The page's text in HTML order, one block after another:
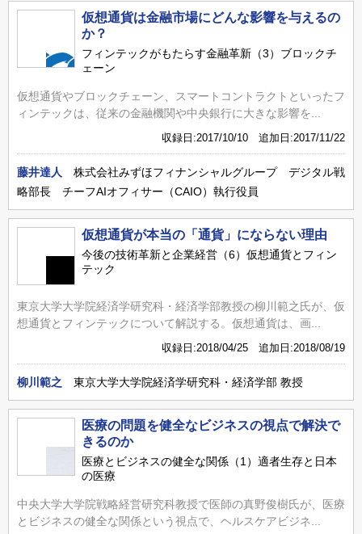
仮想通貨は金融市場にどんな影響を与えるの
か？
フィンテックがもたらす金融革新（3）ブロックチ
ェーン
仮想通貨やブロックチェーン、スマートコントラクトといったフ
ィンテックは、従来の金融機関や中央銀行に大きな影響を...
収録日:2017/10/10 追加日:2017/11/22
藤井達人
株式会社みずほフィナンシャルグループ デジタル戦
略部長 チーフAIオフィサー（CAIO）執行役員
仮想通貨が本当の「通貨」にならない理由
今後の技術革新と企業経営（6）仮想通貨とフィン
テック
東京大学大学院経済学研究科・経済学部教授の柳川範之氏が、仮
想通貨とフィンテックについて解説する。仮想通貨は、画...
収録日:2018/04/25 追加日:2018/08/19
柳川範之 東京大学大学院経済学研究科・経済学部 教授
医療の問題を健全なビジネスの視点で解決で
きるのか
医療とビジネスの健全な関係（1）適者生存と日本
の医療
中央大学大学院戦略経営研究科教授で医師の真野俊樹氏が、医療
とビジネスの健全な関係という視点で、ヘルスケアビジネ...